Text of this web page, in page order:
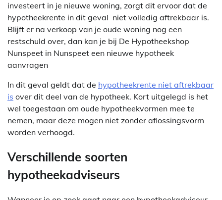
investeert in je nieuwe woning, zorgt dit ervoor dat de
hypotheekrente in dit geval niet volledig aftrekbaar is.
Blijft er na verkoop van je oude woning nog een
restschuld over, dan kan je bij De Hypotheekshop
Nunspeet in Nunspeet een nieuwe hypotheek
aanvragen
In dit geval geldt dat de hypotheekrente niet aftrekbaar
is over dit deel van de hypotheek. Kort uitgelegd is het
wel toegestaan om oude hypotheekvormen mee te
nemen, maar deze mogen niet zonder aflossingsvorm
worden verhoogd.
Verschillende soorten
hypotheekadviseurs